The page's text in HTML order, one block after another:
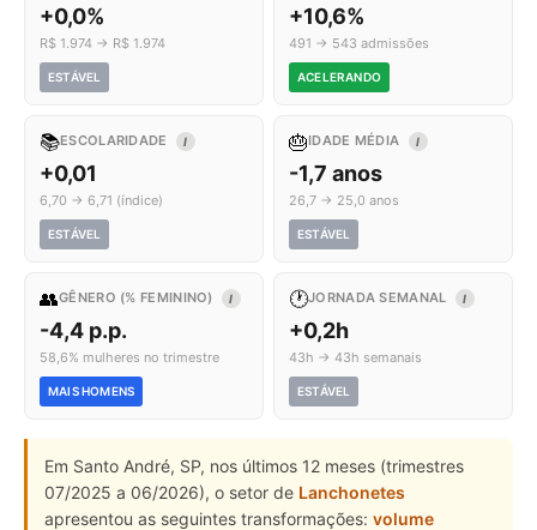
+0,0%
R$ 1.974 → R$ 1.974
ESTÁVEL
+10,6%
491 → 543 admissões
ACELERANDO
📚ESCOLARIDADE I
+0,01
6,70 → 6,71 (índice)
ESTÁVEL
🎂IDADE MÉDIA I
-1,7 anos
26,7 → 25,0 anos
ESTÁVEL
👥GÊNERO (% FEMININO) I
-4,4 p.p.
58,6% mulheres no trimestre
MAIS HOMENS
🕐JORNADA SEMANAL I
+0,2h
43h → 43h semanais
ESTÁVEL
Em Santo André, SP, nos últimos 12 meses (trimestres
07/2025 a 06/2026), o setor de Lanchonetes
apresentou as seguintes transformações: volume